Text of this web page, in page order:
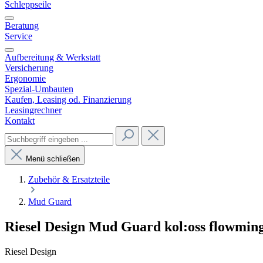
Schleppseile
Beratung
Service
Aufbereitung & Werkstatt
Versicherung
Ergonomie
Spezial-Umbauten
Kaufen, Leasing od. Finanzierung
Leasingrechner
Kontakt
Menü schließen
Zubehör & Ersatzteile
Mud Guard
Riesel Design Mud Guard kol:oss
Riesel Design